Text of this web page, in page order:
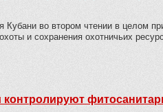
Кубани во втором чтении в целом
и сохранения охотничьих
контролируют